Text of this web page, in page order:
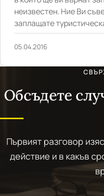
неизвестен. Ние Ви
заплащате
05.04.2016
Обсъдете
Първият разговор
действие и в какъв